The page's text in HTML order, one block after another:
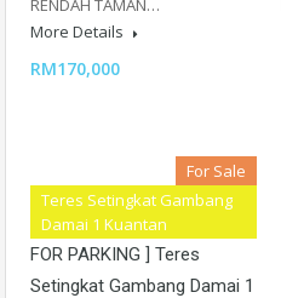
RENDAH TAMAN…
More Details
RM170,000
Teres Setingkat Gambang
Damai 1 Kuantan
For Sale
[ FACING OPEN AREA EASY
FOR PARKING ] Teres
Setingkat Gambang Damai 1